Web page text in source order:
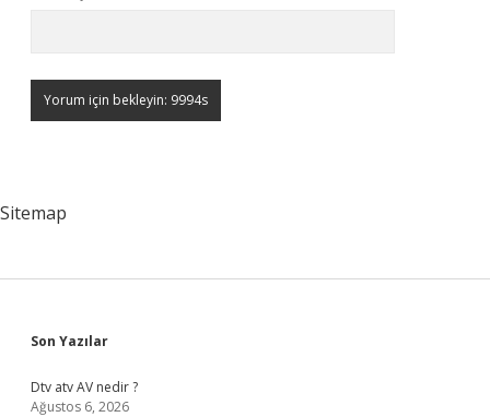
Sitemap
Sidebar
Son Yazılar
Dtv atv AV nedir ?
Ağustos 6, 2026